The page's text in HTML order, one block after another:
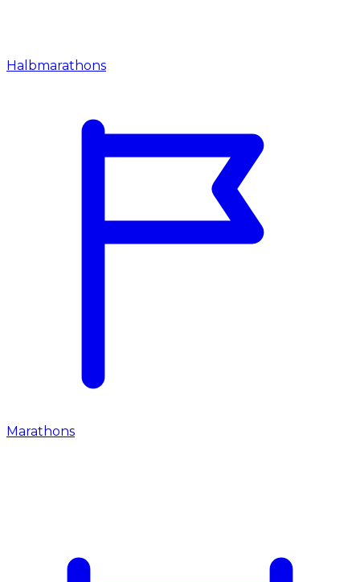
Halbmarathons
Marathons